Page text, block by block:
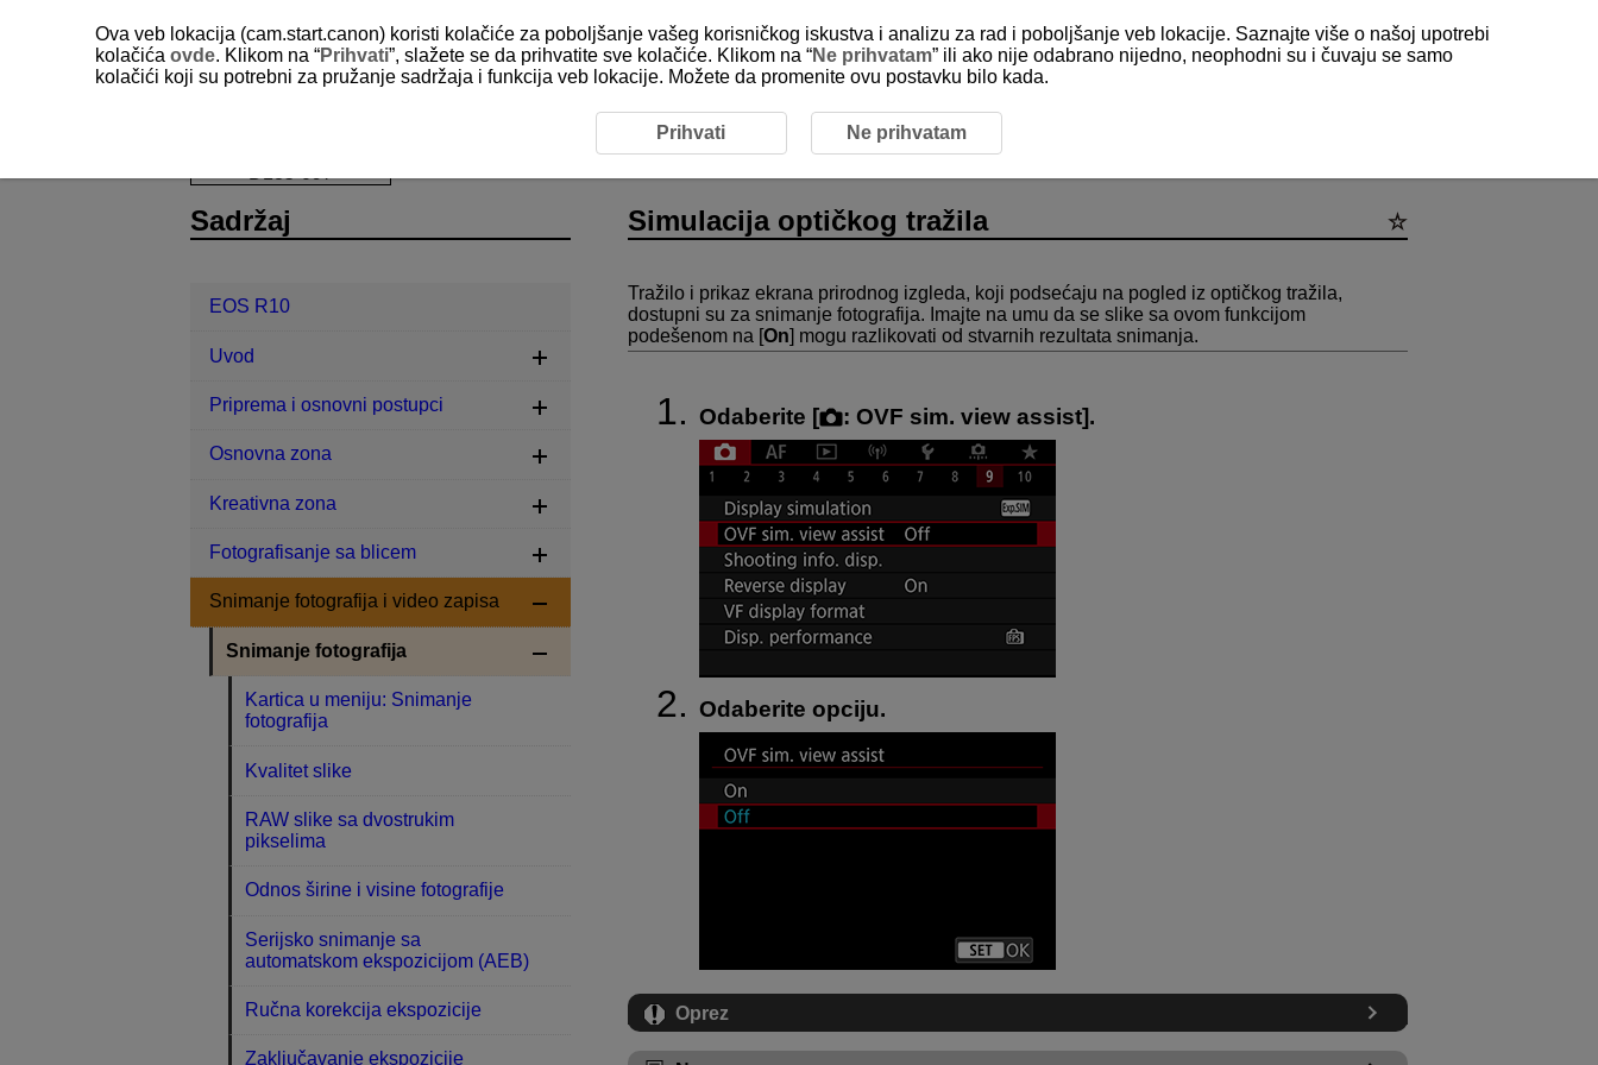
Snimanje fotografija i video zapisa Snimanje fotografija Simulacija optičkog tražila
Simulacija optičkog tražila
Tražilo i prikaz ekrana prirodnog izgleda, koji podsećaju na pogled iz optičkog tražila,
dostupni su za snimanje fotografija. Imajte na umu da se slike sa ovom funkcijom
podešenom na [On] mogu razlikovati od stvarnih rezultata snimanja.
Odaberite [ : OVF sim. view assist].
Odaberite opciju.
Oprez
Sadržaj
EOS R10
Uvod
Priprema i osnovni postupci
Osnovna zona
Kreativna zona
Fotografisanje sa blicem
Snimanje fotografija i video zapisa
Snimanje fotografija
Kartica u meniju: Snimanje
fotografija
Kvalitet slike
RAW slike sa dvostrukim
pikselima
Odnos širine i visine fotografije
Serijsko snimanje sa
automatskom ekspozicijom (AEB)
Ručna korekcija ekspozicije
Zaključavanje ekspozicije
Ova veb lokacija (cam.start.canon) koristi kolačiće za poboljšanje vašeg korisničkog iskustva i analizu za rad i poboljšanje veb lokacije. Saznajte više o našoj upotrebi
kolačića ovde. Klikom na “Prihvati”, slažete se da prihvatite sve kolačiće. Klikom na “Ne prihvatam” ili ako nije odabrano nijedno, neophodni su i čuvaju se samo
kolačići koji su potrebni za pružanje sadržaja i funkcija veb lokacije. Možete da promenite ovu postavku bilo kada.
Prihvati Ne prihvatam